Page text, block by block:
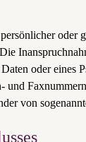
oder
von